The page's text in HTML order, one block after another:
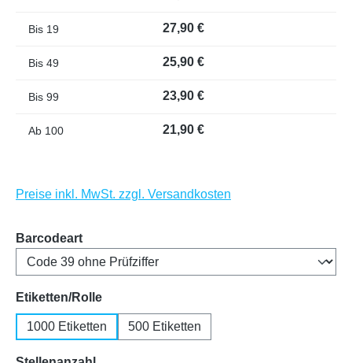
Bis 19 27,90 €
Bis 49 25,90 €
Bis 99 23,90 €
Ab 100 21,90 €
Preise inkl. MwSt. zzgl. Versandkosten
Barcodeartauswählen
Etiketten/Rolleauswählen
1000 Etiketten 500 Etiketten